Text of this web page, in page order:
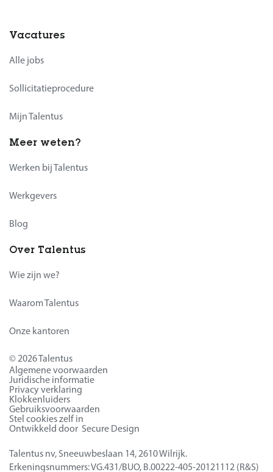
Vacatures
Alle jobs
Sollicitatieprocedure
Mijn Talentus
Meer weten?
Werken bij Talentus
Werkgevers
Blog
Over Talentus
Wie zijn we?
Waarom Talentus
Onze kantoren
© 2026 Talentus
Algemene voorwaarden
Juridische informatie
Privacy verklaring
Klokkenluiders
Gebruiksvoorwaarden
Stel cookies zelf in
Ontwikkeld door Secure Design
Talentus nv, Sneeuwbeslaan 14, 2610 Wilrijk.
Erkeningsnummers: VG.431/BUO, B.00222-405-20121112 (R&S)